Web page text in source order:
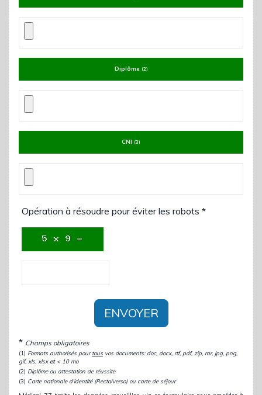
Diplôme (2)
CNI (3)
Opération à résoudre pour éviter les robots *
ENVOYER
* Champs obligatoires
(1) Formats authorisés pourtous vos documents: doc, docx, rtf, pdf, zip, rar, jpg, png,
gif, xls, xlsx et< 10 mo
(2) Diplôme ou attestation de réussite
(3) Carte nationale d'identité (Recto/verso) ou carte de séjour